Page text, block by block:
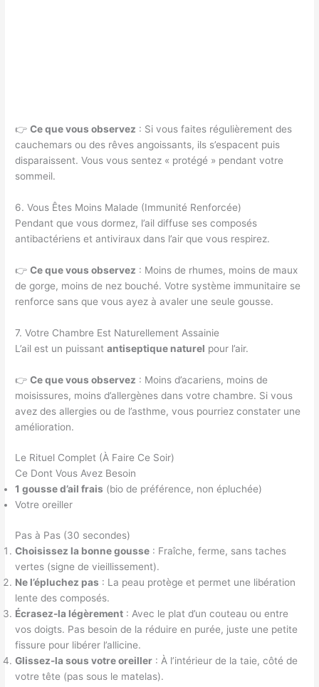
👉Ce que vous observez : Si vous faites régulièrement des
cauchemars ou des rêves angoissants, ils s’espacent puis
disparaissent. Vous vous sentez « protégé » pendant votre
sommeil.
6. Vous Êtes Moins Malade (Immunité Renforcée)
Pendant que vous dormez, l’ail diffuse ses composés
antibactériens et antiviraux dans l’air que vous respirez.
👉Ce que vous observez : Moins de rhumes, moins de maux
de gorge, moins de nez bouché. Votre système immunitaire se
renforce sans que vous ayez à avaler une seule gousse.
7. Votre Chambre Est Naturellement Assainie
L’ail est un puissantantiseptique naturel pour l’air.
👉Ce que vous observez : Moins d’acariens, moins de
moisissures, moins d’allergènes dans votre chambre. Si vous
avez des allergies ou de l’asthme, vous pourriez constater une
amélioration.
Le Rituel Complet (À Faire Ce Soir)
Ce Dont Vous Avez Besoin
1 gousse d’ail frais (bio de préférence, non épluchée)
Votre oreiller
Pas à Pas (30 secondes)
Choisissez la bonne gousse : Fraîche, ferme, sans taches
vertes (signe de vieillissement).
Ne l’épluchez pas : La peau protège et permet une libération
lente des composés.
Écrasez-la légèrement : Avec le plat d’un couteau ou entre
vos doigts. Pas besoin de la réduire en purée, juste une petite
fissure pour libérer l’allicine.
Glissez-la sous votre oreiller : À l’intérieur de la taie, côté de
votre tête (pas sous le matelas).